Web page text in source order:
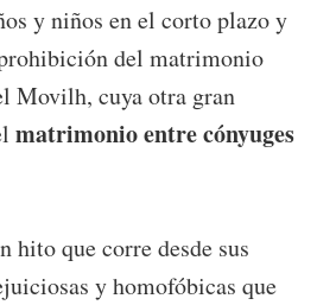
y niños en el corto plazo y
del matrimonio
Movilh, cuya otra gran
matrimonio entre cónyuges
hito que corre desde sus
y homofóbicas que